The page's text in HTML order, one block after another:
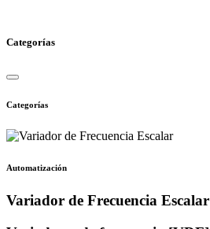
Categorías
Categorías
Automatización
Variador de Frecuencia Escalar